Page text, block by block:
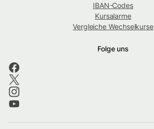
IBAN-Codes
Kursalarme
Vergleiche Wechselkurse
Folge uns